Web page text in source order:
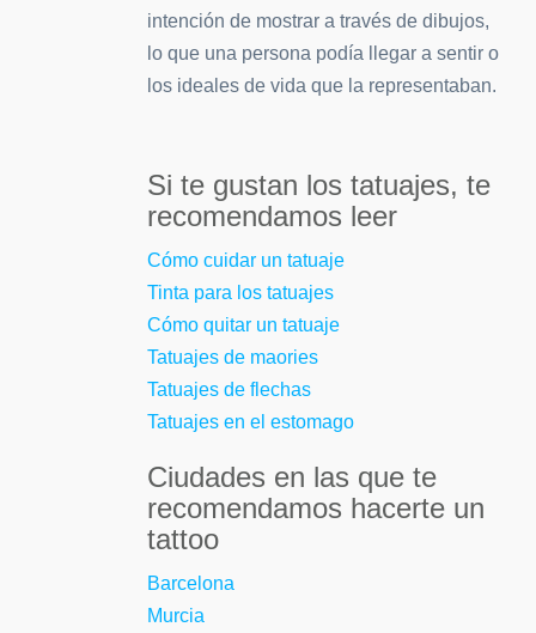
intención de mostrar a través de dibujos,
lo que una persona podía llegar a sentir o
los ideales de vida que la representaban.
Si te gustan los tatuajes, te
recomendamos leer
Cómo cuidar un tatuaje
Tinta para los tatuajes
Cómo quitar un tatuaje
Tatuajes de maories
Tatuajes de flechas
Tatuajes en el estomago
Ciudades en las que te
recomendamos hacerte un
tattoo
Barcelona
Murcia